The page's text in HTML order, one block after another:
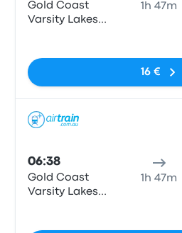
Gold Coast
Varsity Lakes
1h 47m
16 €
06:38
Gold Coast
Varsity Lakes
1h 47m